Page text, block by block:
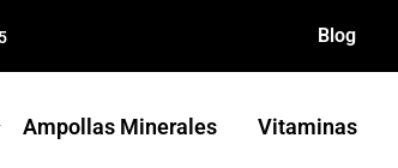
Blog
Ampollas Minerales Vitaminas